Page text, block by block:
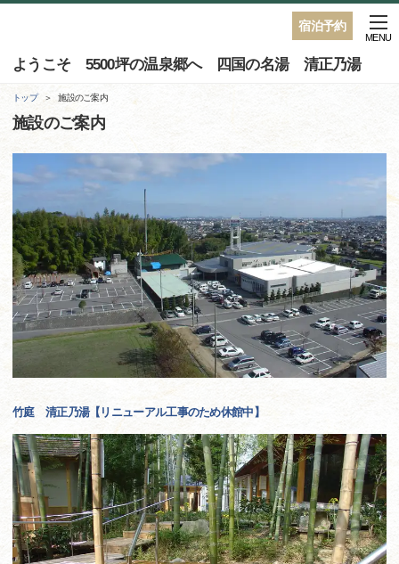
宿泊予約
ようこそ 5500坪の温泉郷へ 四国の名湯 清正乃湯
MENU
トップ 施設のご案内
施設のご案内
竹庭 清正乃湯【リニューアル工事のため休館中】